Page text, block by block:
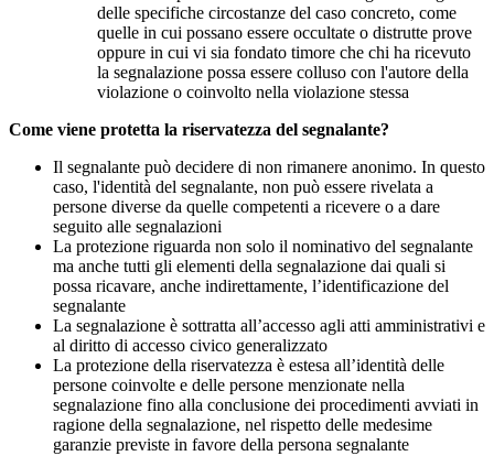
delle specifiche circostanze del caso concreto, come
quelle in cui possano essere occultate o distrutte prove
oppure in cui vi sia fondato timore che chi ha ricevuto
la segnalazione possa essere colluso con l'autore della
violazione o coinvolto nella violazione stessa
Come viene protetta la riservatezza del segnalante?
Il segnalante può decidere di non rimanere anonimo. In questo
caso, l'identità del segnalante, non può essere rivelata a
persone diverse da quelle competenti a ricevere o a dare
seguito alle segnalazioni
La protezione riguarda non solo il nominativo del segnalante
ma anche tutti gli elementi della segnalazione dai quali si
possa ricavare, anche indirettamente, l’identificazione del
segnalante
La segnalazione è sottratta all’accesso agli atti amministrativi e
al diritto di accesso civico generalizzato
La protezione della riservatezza è estesa all’identità delle
persone coinvolte e delle persone menzionate nella
segnalazione fino alla conclusione dei procedimenti avviati in
ragione della segnalazione, nel rispetto delle medesime
garanzie previste in favore della persona segnalante